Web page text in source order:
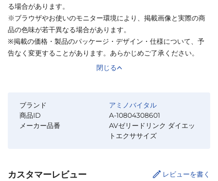
る場合があります。
※ブラウザやお使いのモニター環境により、掲載画像と実際の商
品の色味が若干異なる場合があります。
※掲載の価格・製品のパッケージ・デザイン・仕様について、予
告なく変更することがあります。あらかじめご了承ください。
閉じる
ブランド
アミノバイタル
商品ID
A-10804308601
メーカー品番
AVゼリードリンク ダイエッ
トエクササイズ
カスタマーレビュー レビューを書く